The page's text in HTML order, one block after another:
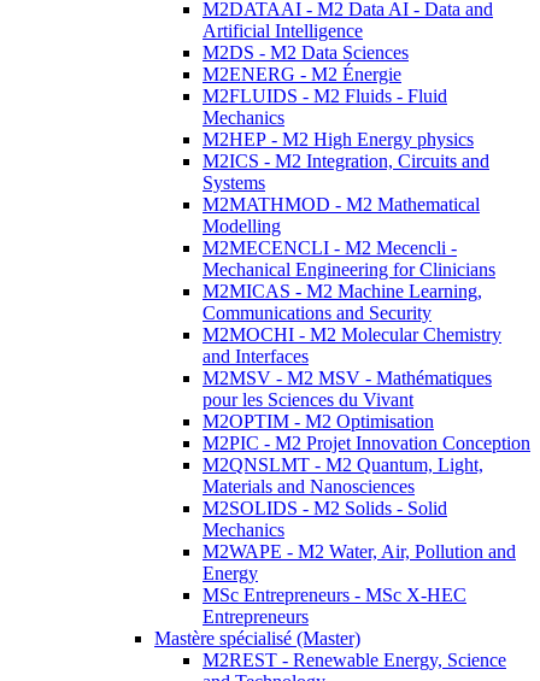
M2DATAAI - M2 Data AI - Data and
Artificial Intelligence
M2DS - M2 Data Sciences
M2ENERG - M2 Énergie
M2FLUIDS - M2 Fluids - Fluid
Mechanics
M2HEP - M2 High Energy physics
M2ICS - M2 Integration, Circuits and
Systems
M2MATHMOD - M2 Mathematical
Modelling
M2MECENCLI - M2 Mecencli -
Mechanical Engineering for Clinicians
M2MICAS - M2 Machine Learning,
Communications and Security
M2MOCHI - M2 Molecular Chemistry
and Interfaces
M2MSV - M2 MSV - Mathématiques
pour les Sciences du Vivant
M2OPTIM - M2 Optimisation
M2PIC - M2 Projet Innovation Conception
M2QNSLMT - M2 Quantum, Light,
Materials and Nanosciences
M2SOLIDS - M2 Solids - Solid
Mechanics
M2WAPE - M2 Water, Air, Pollution and
Energy
MSc Entrepreneurs - MSc X-HEC
Entrepreneurs
Mastère spécialisé (Master)
M2REST - Renewable Energy, Science